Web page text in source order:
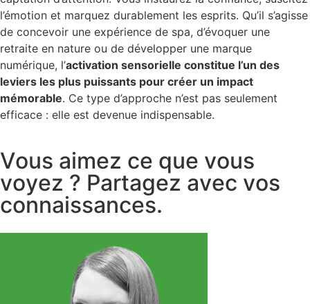
l’émotion et marquez durablement les esprits. Qu’il s’agisse
de concevoir une expérience de spa, d’évoquer une
retraite en nature ou de développer une marque
numérique, l’activation sensorielle constitue l’un des
leviers les plus puissants pour créer un impact
mémorable. Ce type d’approche n’est pas seulement
efficace : elle est devenue indispensable.
Vous aimez ce que vous
voyez ? Partagez avec vos
connaissances.